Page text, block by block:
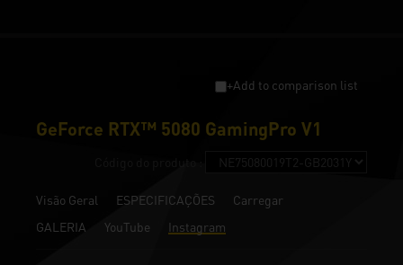
+Add to comparison list
GeForce RTX™ 5080 GamingPro V1
Visão Geral ESPECIFICAÇÕES
Carregar
GALERIA
YouTube Instagram